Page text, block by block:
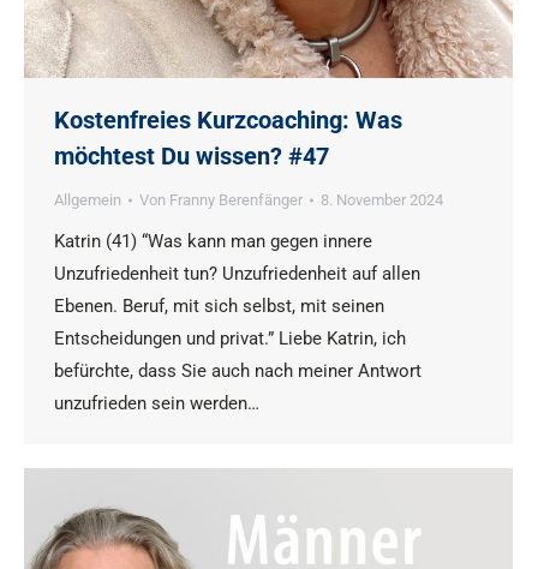
Kostenfreies Kurzcoaching: Was
möchtest Du wissen? #47
Allgemein Von Franny Berenfänger 8. November 2024
Katrin (41) “Was kann man gegen innere
Unzufriedenheit tun? Unzufriedenheit auf allen
Ebenen. Beruf, mit sich selbst, mit seinen
Entscheidungen und privat.” Liebe Katrin, ich
befürchte, dass Sie auch nach meiner Antwort
unzufrieden sein werden…